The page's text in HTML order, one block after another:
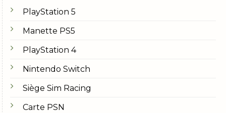
PlayStation 5
Manette PS5
PlayStation 4
Nintendo Switch
Siège Sim Racing
Carte PSN